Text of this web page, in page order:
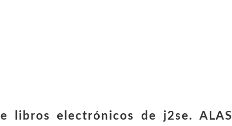
libros electrónicos de j2se. ALAS